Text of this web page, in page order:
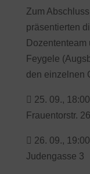
Zum
präsentierten
Feygele
den einzelnen
 25. 09.,
Frauentorstr. 26
 26. 09.,
Judengasse 3